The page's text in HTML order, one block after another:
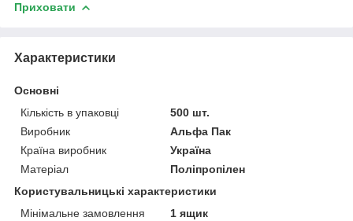
Приховати
Характеристики
Основні
Кількість в упаковці
500 шт.
Виробник
Альфа Пак
Країна виробник
Україна
Матеріал
Поліпропілен
Користувальницькі характеристики
Мінімальне замовлення
1 ящик